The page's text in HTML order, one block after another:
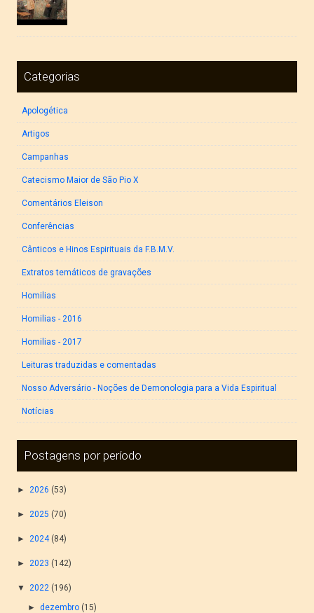
Categorias
Apologética
Artigos
Campanhas
Catecismo Maior de São Pio X
Comentários Eleison
Conferências
Cânticos e Hinos Espirituais da F.B.M.V.
Extratos temáticos de gravações
Homilias
Homilias - 2016
Homilias - 2017
Leituras traduzidas e comentadas
Nosso Adversário - Noções de Demonologia para a Vida Espiritual
Notícias
Postagens por período
►2026 (53)
►2025 (70)
►2024 (84)
►2023 (142)
▼ 2022 (196)
► dezembro (15)